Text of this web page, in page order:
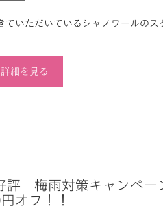
ていただいているシャノワールの
細を見る
評 梅雨対策キャンペ
オフ！！